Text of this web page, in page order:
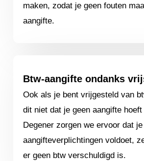
maken, zodat je geen fouten
aangifte.
Btw-aangifte ondanks
Ook als je bent vrijgesteld van
dit niet dat je geen aangifte
Degener zorgen we ervoor dat
aangifteverplichtingen voldoet,
er geen btw verschuldigd is.